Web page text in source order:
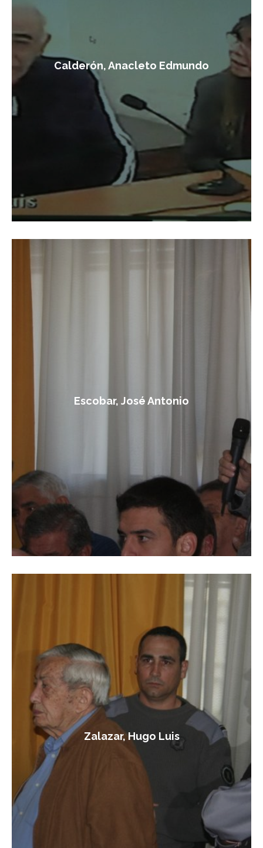
Calderón, Anacleto Edmundo
Escobar, José Antonio
Zalazar, Hugo Luis